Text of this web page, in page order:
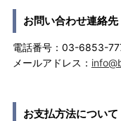
お問い合わせ連絡先
電話番号：03-6853-
メールアドレス：
お支払方法について